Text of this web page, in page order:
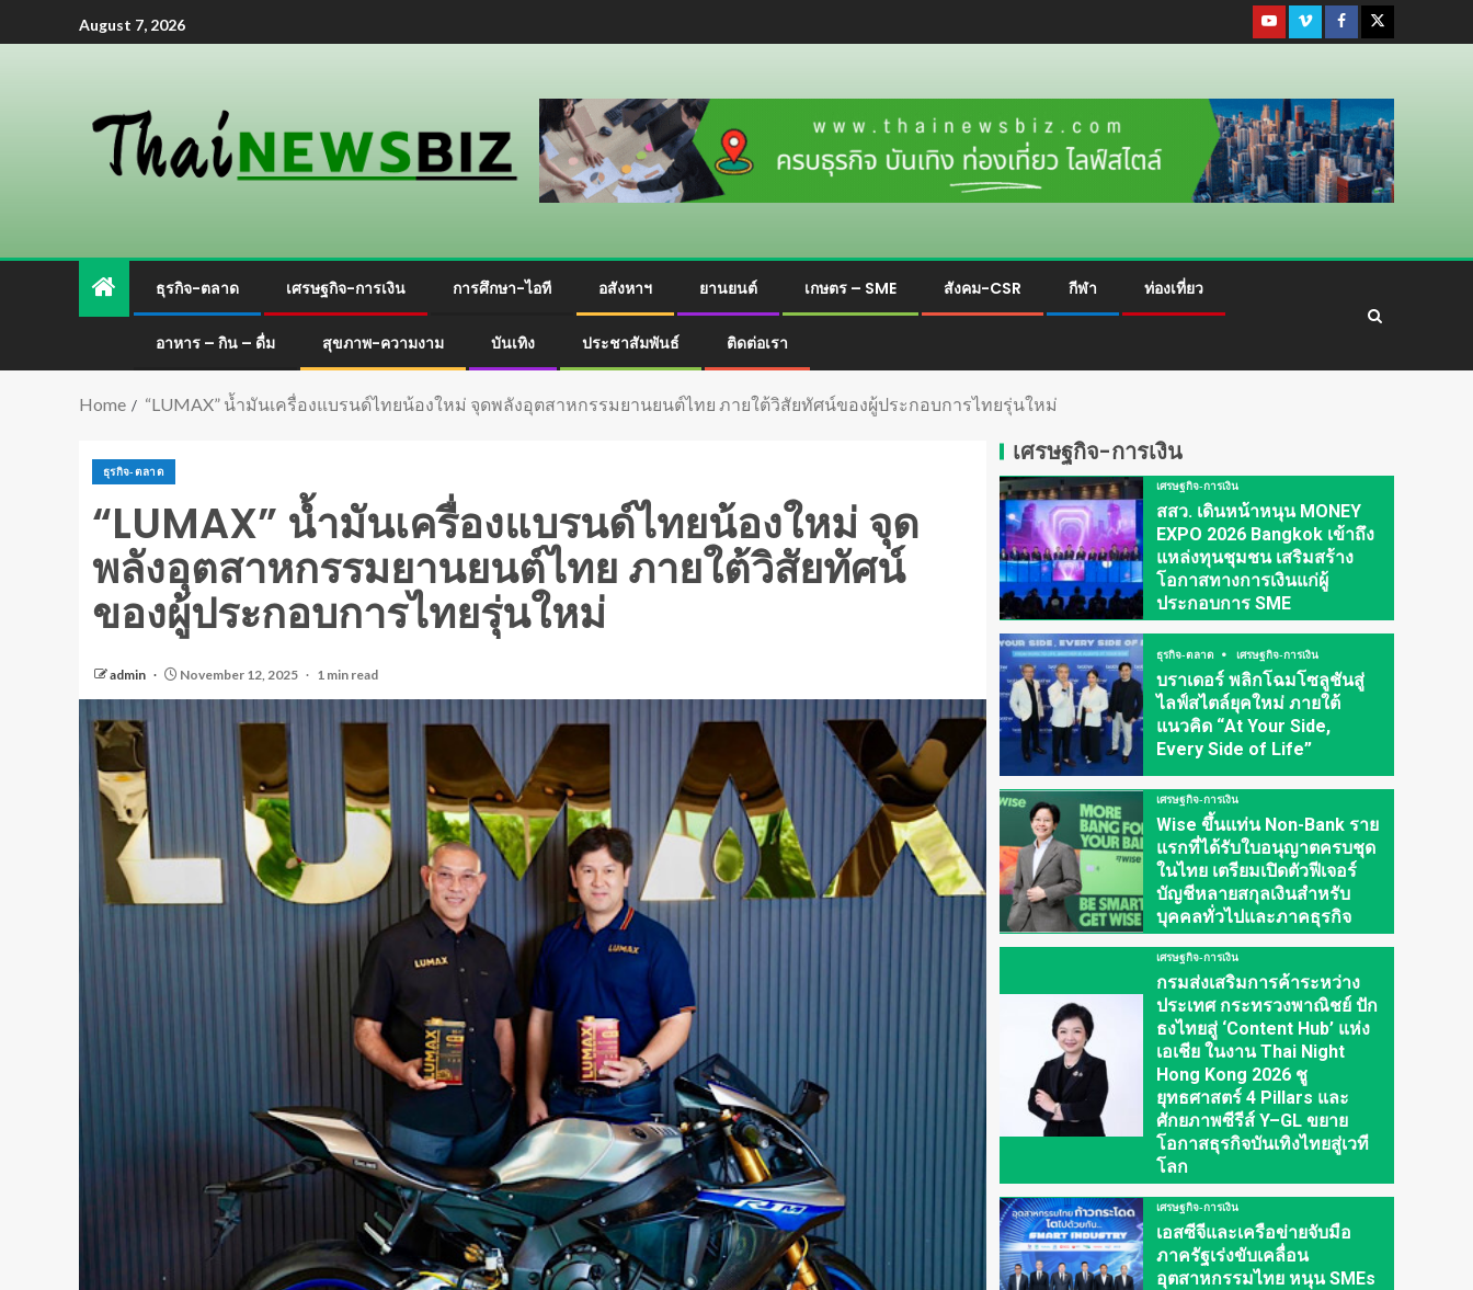
August 7, 2026
ธุรกิจ-ตลาด เศรษฐกิจ-การเงิน การศึกษา-ไอที อสังหาฯ ยานยนต์ เกษตร – SME สังคม-CSR กีฬา ท่องเที่ยว
อาหาร – กิน – ดื่ม สุขภาพ-ความงาม บันเทิง ประชาสัมพันธ์ ติดต่อเรา
Home “LUMAX” น้ำมันเครื่องแบรนด์ไทยน้องใหม่ จุดพลังอุตสาหกรรมยานยนต์ไทย ภายใต้วิสัยทัศน์ของผู้ประกอบการไทยรุ่นใหม่
ธุรกิจ-ตลาด
“LUMAX” น้ำมันเครื่องแบรนด์ไทยน้องใหม่ จุด
พลังอุตสาหกรรมยานยนต์ไทย ภายใต้วิสัยทัศน์
ของผู้ประกอบการไทยรุ่นใหม่
admin November 12, 2025 1 min read
เศรษฐกิจ-การเงิน
เศรษฐกิจ-การเงิน
สสว. เดินหน้าหนุน MONEY
EXPO 2026 Bangkok เข้าถึง
แหล่งทุนชุมชน เสริมสร้าง
โอกาสทางการเงินแก่ผู้
ประกอบการ SME
ธุรกิจ-ตลาด เศรษฐกิจ-การเงิน
บราเดอร์ พลิกโฉมโซลูชันสู่
ไลฟ์สไตล์ยุคใหม่ ภายใต้
แนวคิด “At Your Side,
Every Side of Life”
เศรษฐกิจ-การเงิน
Wise ขึ้นแท่น Non-Bank ราย
แรกที่ได้รับใบอนุญาตครบชุด
ในไทย เตรียมเปิดตัวฟีเจอร์
บัญชีหลายสกุลเงินสำหรับ
บุคคลทั่วไปและภาคธุรกิจ
เศรษฐกิจ-การเงิน
กรมส่งเสริมการค้าระหว่าง
ประเทศ กระทรวงพาณิชย์ ปัก
ธงไทยสู่ ‘Content Hub’ แห่ง
เอเชีย ในงาน Thai Night
Hong Kong 2026 ชู
ยุทธศาสตร์ 4 Pillars และ
ศักยภาพซีรีส์ Y–GL ขยาย
โอกาสธุรกิจบันเทิงไทยสู่เวที
โลก
เศรษฐกิจ-การเงิน
เอสซีจีและเครือข่ายจับมือ
ภาครัฐเร่งขับเคลื่อน
อุตสาหกรรมไทย หนุน SMEs